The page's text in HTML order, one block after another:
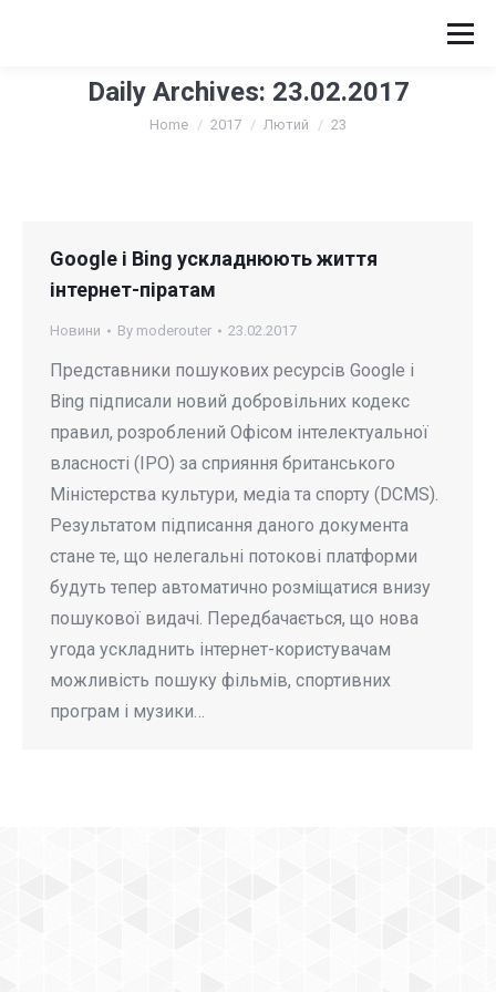
Daily Archives: 23.02.2017
You are here:
Home 2017 Лютий 23
Google і Bing ускладнюють життя
інтернет-піратам
Новини By moderouter 23.02.2017
Представники пошукових ресурсів Google і
Bing підписали новий добровільних кодекс
правил, розроблений Офісом інтелектуальної
власності (IPO) за сприяння британського
Міністерства культури, медіа та спорту (DCMS).
Результатом підписання даного документа
стане те, що нелегальні потокові платформи
будуть тепер автоматично розміщатися внизу
пошукової видачі. Передбачається, що нова
угода ускладнить інтернет-користувачам
можливість пошуку фільмів, спортивних
програм і музики…